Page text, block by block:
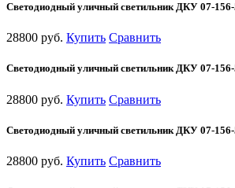
Светодиодный уличный светильник ДКУ 07-
28800 руб. Купить Сравнить
Светодиодный уличный светильник ДКУ 07-
28800 руб. Купить Сравнить
Светодиодный уличный светильник ДКУ 07-
28800 руб. Купить Сравнить